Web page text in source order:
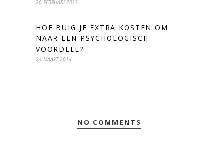
20 FEBRUARI 2023
HOE BUIG JE EXTRA KOSTEN OM
NAAR EEN PSYCHOLOGISCH
VOORDEEL?
24 MAART 2014
NO COMMENTS